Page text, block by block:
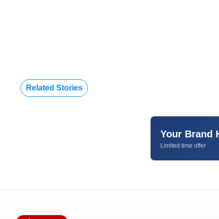
Related Stories
Your Brand
Limited time offer